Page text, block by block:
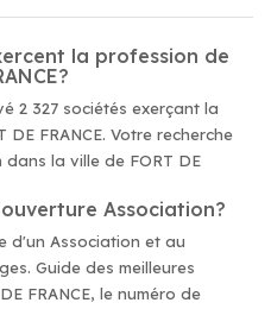
la profession de
2 327 sociétés exerçant la
FRANCE. Votre recherche
la ville de FORT DE
Association?
d'un Association et au
Guide des meilleures
FRANCE, le numéro de